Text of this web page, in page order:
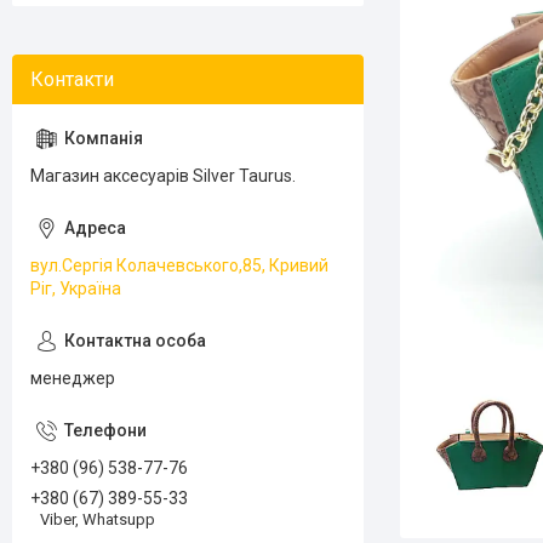
Магазин аксесуарів Silver Taurus.
вул.Сергія Колачевського,85, Кривий
Ріг, Україна
менеджер
+380 (96) 538-77-76
+380 (67) 389-55-33
Viber, Whatsupp